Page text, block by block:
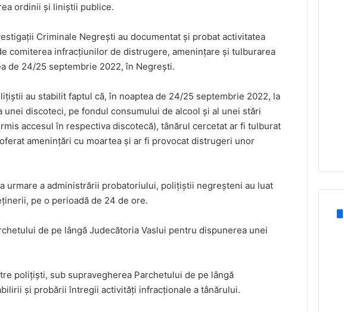
ordinii și liniștii publice.
Criminale Negrești au documentat și probat activitatea
comiterea infracțiunilor de distrugere, amenințare și tulburarea
de 24/25 septembrie 2022, în Negrești.
au stabilit faptul că, în noaptea de 24/25 septembrie 2022, la
unei discoteci, pe fondul consumului de alcool și al unei stări
accesul în respectiva discotecă), tânărul cercetat ar fi tulburat
amenințări cu moartea și ar fi provocat distrugeri unor
urmare a administrării probatoriului, polițiștii negreșteni au luat
pe o perioadă de 24 de ore.
de pe lângă Judecătoria Vaslui pentru dispunerea unei
polițiști, sub supravegherea Parchetului de pe lângă
și probării întregii activități infracționale a tânărului.